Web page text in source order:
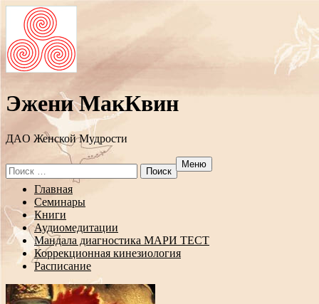
Эжени МакКвин
ДAO Женской Мудрости
Search
for:
Меню
Перейти
содержанию
Главная
Семинары
Книги
Аудиомедитации
Мандала диагностика МАРИ ТЕСТ
Коррекционная кинезиология
Расписание